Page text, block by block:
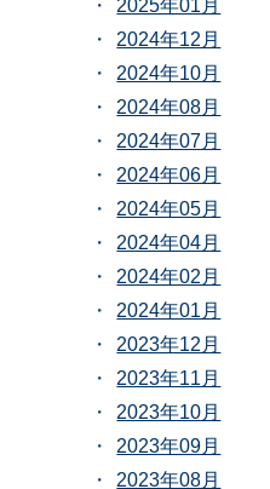
2025年01月
2024年12月
2024年10月
2024年08月
2024年07月
2024年06月
2024年05月
2024年04月
2024年02月
2024年01月
2023年12月
2023年11月
2023年10月
2023年09月
2023年08月